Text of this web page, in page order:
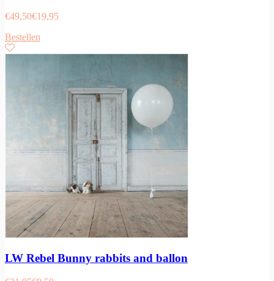
€49,50€19,95
Bestellen
LW Rebel Bunny rabbits and ballon